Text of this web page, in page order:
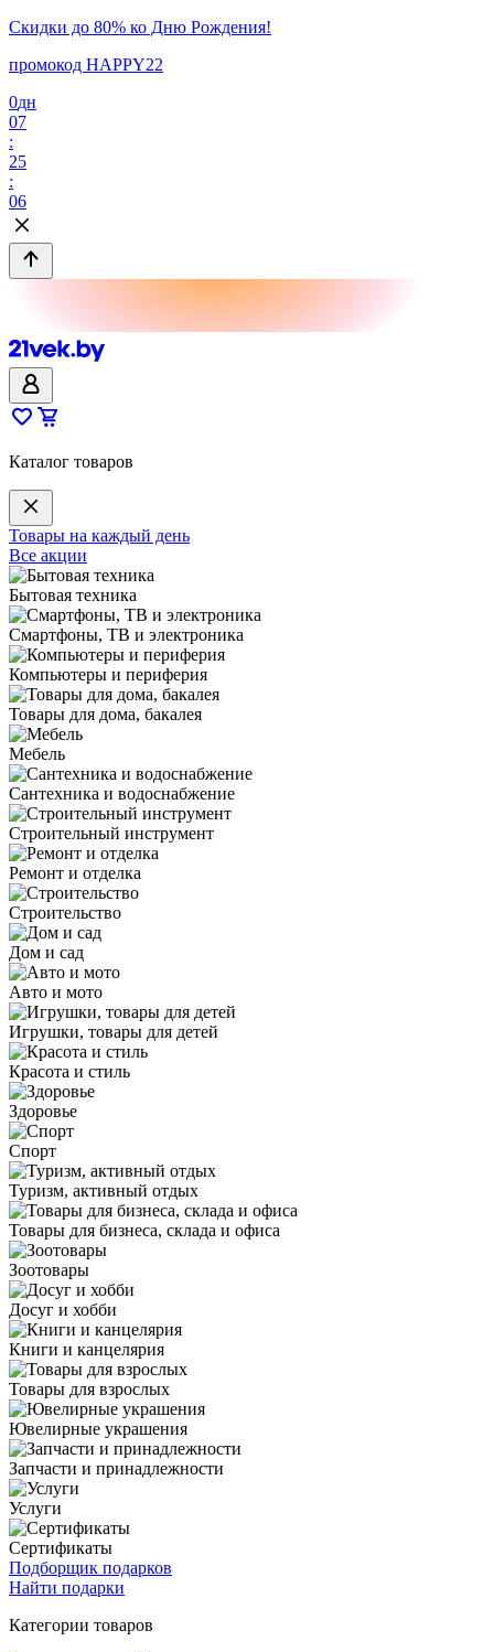
Скидки до 80% ко Дню Рождения!
промокод HAPPY22
0дн
07
:
25
:
06
Каталог товаров
Товары на каждый день
Все акции
Бытовая техника
Смартфоны, ТВ и электроника
Компьютеры и периферия
Товары для дома, бакалея
Мебель
Сантехника и водоснабжение
Строительный инструмент
Ремонт и отделка
Строительство
Дом и сад
Авто и мото
Игрушки, товары для детей
Красота и стиль
Здоровье
Спорт
Туризм, активный отдых
Товары для бизнеса, склада и офиса
Зоотовары
Досуг и хобби
Книги и канцелярия
Товары для взрослых
Ювелирные украшения
Запчасти и принадлежности
Услуги
Сертификаты
Подборщик подарков
Найти подарки
Категории товаров